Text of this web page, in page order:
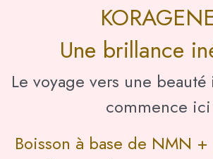
Une brillance
Le voyage vers une
commence ici
Boisson à base de NMN